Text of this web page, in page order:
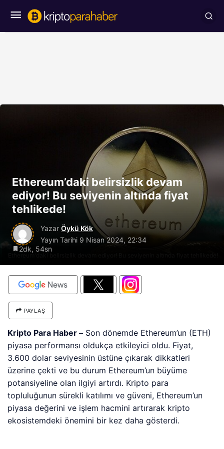
Ethereum'daki belirsizlik devam ediyor! Bu seviyenin altında fiyat tehlikede!
Ethereum’daki belirsizlik devam
ediyor! Bu seviyenin altında fiyat
tehlikede!
Yazar Öykü Kök
Yayın Tarihi 9 Nisan 2024, 22:34
2dk, 54sn
PAYLAŞ
Kripto Para Haber – Son dönemde Ethereum’un (ETH)
piyasa performansı oldukça etkileyici oldu. Fiyat,
3.600 dolar seviyesinin üstüne çıkarak dikkatleri
üzerine çekti ve bu durum Ethereum’un büyüme
potansiyeline olan ilgiyi artırdı. Kripto para
topluluğunun sürekli katılımı ve güveni, Ethereum’un
piyasa değerini ve işlem hacmini artırarak kripto
ekosistemdeki önemini bir kez daha gösterdi.